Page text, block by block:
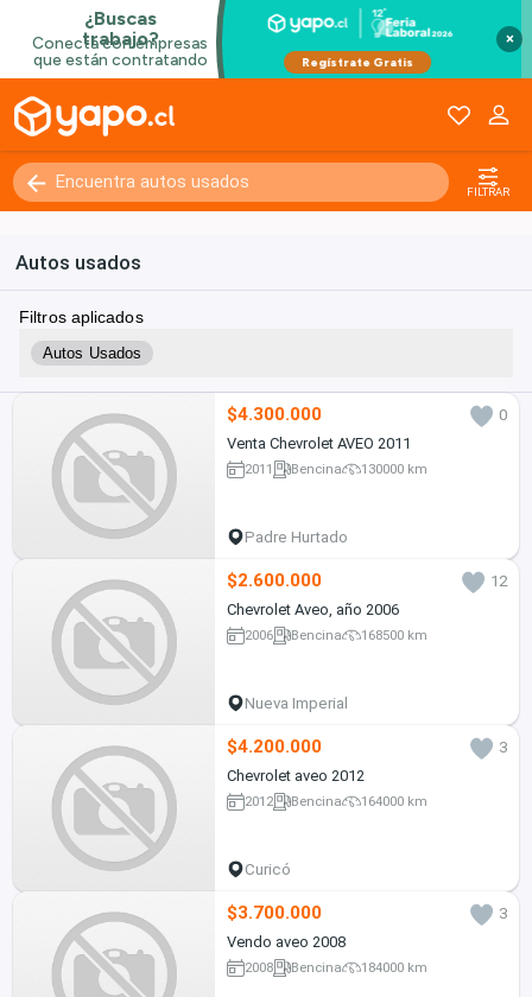
×
FILTRAR
Autos usados
Filtros aplicados
Autos Usados
$4.300.000
0
Venta Chevrolet AVEO 2011
2011 Bencina 130000 km
Padre Hurtado
$2.600.000
12
Chevrolet Aveo, año 2006
2006 Bencina 168500 km
Nueva Imperial
$4.200.000
3
Chevrolet aveo 2012
2012 Bencina 164000 km
Curicó
$3.700.000
3
Vendo aveo 2008
2008 Bencina 184000 km